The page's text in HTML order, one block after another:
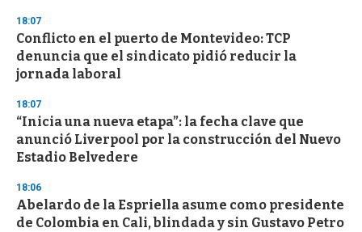
18:07
Conflicto en el puerto de Montevideo: TCP
denuncia que el sindicato pidió reducir la
jornada laboral
18:07
“Inicia una nueva etapa”: la fecha clave que
anunció Liverpool por la construcción del Nuevo
Estadio Belvedere
18:06
Abelardo de la Espriella asume como presidente
de Colombia en Cali, blindada y sin Gustavo Petro